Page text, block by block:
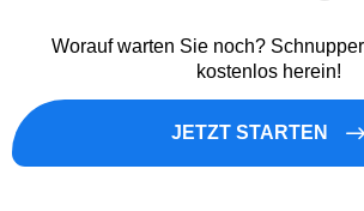
Worauf warten Sie noch?
kostenlos herein!
JETZT STARTEN